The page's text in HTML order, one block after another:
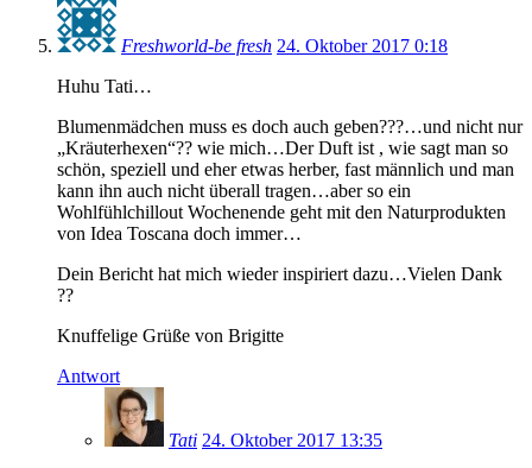
Freshworld-be fresh 24. Oktober 2017 0:18
Huhu Tati…
Blumenmädchen muss es doch auch geben???…und nicht nur
„Kräuterhexen“?? wie mich…Der Duft ist , wie sagt man so
schön, speziell und eher etwas herber, fast männlich und man
kann ihn auch nicht überall tragen…aber so ein
Wohlfühlchillout Wochenende geht mit den Naturprodukten
von Idea Toscana doch immer…
Dein Bericht hat mich wieder inspiriert dazu…Vielen Dank
??
Knuffelige Grüße von Brigitte
Antwort
Tati 24. Oktober 2017 13:35